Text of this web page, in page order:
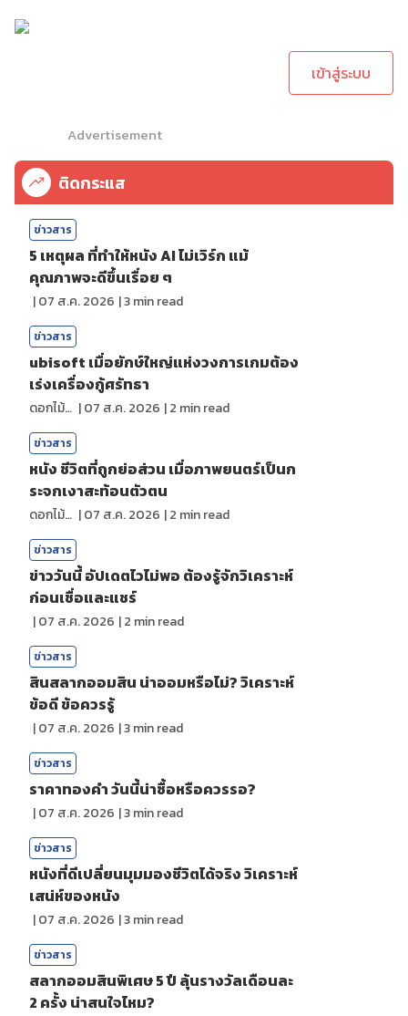
เข้าสู่ระบบ
Advertisement
ติดกระแส
ข่าวสาร
5 เหตุผล ที่ทำให้หนัง AI ไม่เวิร์ก แม้
คุณภาพจะดีขึ้นเรื่อย ๆ
|07 ส.ค. 2026 |3min read
ข่าวสาร
ubisoft เมื่อยักษ์ใหญ่แห่งวงการเกมต้อง
เร่งเครื่องกู้ศรัทธา
ดอกไม้กับสายน้ำ |07 ส.ค. 2026 |2 min read
ข่าวสาร
หนัง ชีวิตที่ถูกย่อส่วน เมื่อภาพยนตร์เป็นก
ระจกเงาสะท้อนตัวตน
ดอกไม้กับสายน้ำ |07 ส.ค. 2026 |2 min read
ข่าวสาร
ข่าววันนี้ อัปเดตไวไม่พอ ต้องรู้จักวิเคราะห์
ก่อนเชื่อและแชร์
|07 ส.ค. 2026 |2 min read
ข่าวสาร
สินสลากออมสิน น่าออมหรือไม่? วิเคราะห์
ข้อดี ข้อควรรู้
|07 ส.ค. 2026 |3min read
ข่าวสาร
ราคาทองคํา วันนี้น่าซื้อหรือควรรอ?
|07 ส.ค. 2026 |3min read
ข่าวสาร
หนังที่ดีเปลี่ยนมุมมองชีวิตได้จริง วิเคราะห์
เสน่ห์ของหนัง
|07 ส.ค. 2026 |3min read
ข่าวสาร
สลากออมสินพิเศษ 5 ปี ลุ้นรางวัลเดือนละ
2 ครั้ง น่าสนใจไหม?